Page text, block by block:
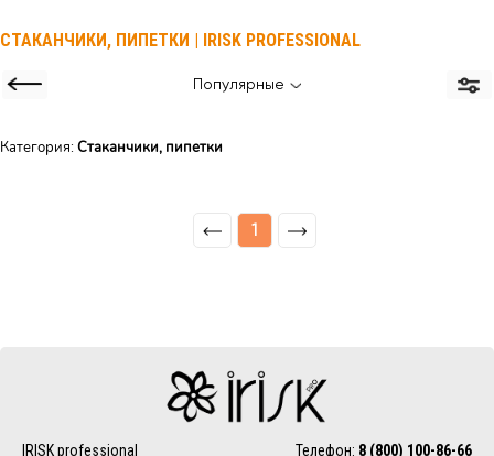
CТАКАНЧИКИ, ПИПЕТКИ | IRISK PROFESSIONAL
Популярные
Категория: Cтаканчики, пипетки
1
IRISK professional Телефон: 8 (800) 100-86-66